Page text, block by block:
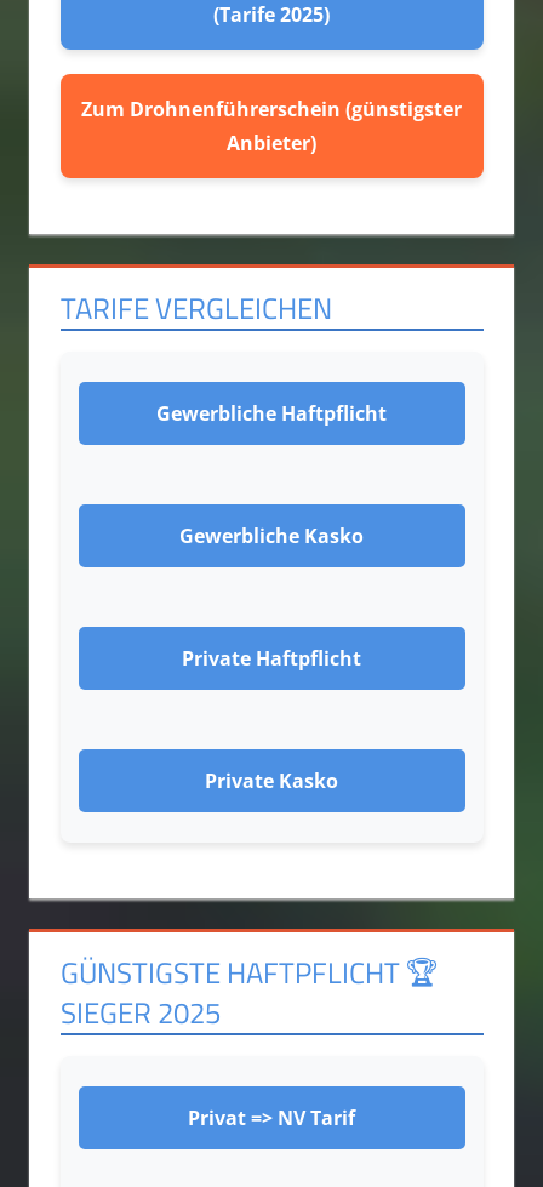
(Tarife 2025)
Zum Drohnenführerschein (günstigster
Anbieter)
TARIFE VERGLEICHEN
Gewerbliche Haftpflicht
Gewerbliche Kasko
Private Haftpflicht
Private Kasko
GÜNSTIGSTE HAFTPFLICHT 🏆
SIEGER 2025
Privat => NV Tarif